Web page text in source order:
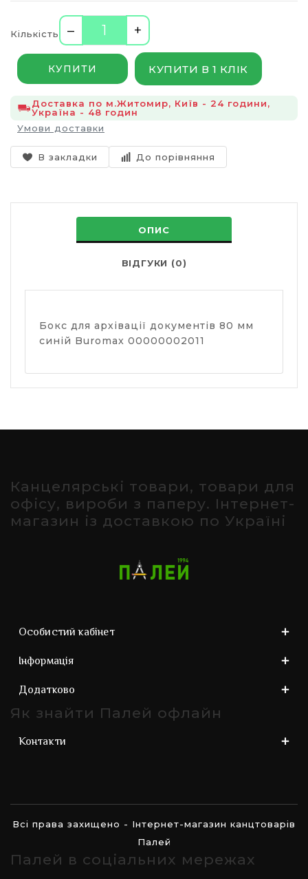
Кількість – +
КУПИТИ КУПИТИ В 1 КЛІК
Доставка по м.Житомир, Київ - 24 години,
Україна - 48 годин
Умови доставки
В закладки До порівняння
ОПИС
ВІДГУКИ (0)
Бокс для архівації документів 80 мм
синій Buromax 00000002011
Канцелярські товари, товари для
офісу, вироби з паперу. Інтернет-
магазин із доставкою по Україні
Особистий кабінет
Інформація
Додатково
Як знайти Палей офлайн
Контакти
Всі права захищено - Інтернет-магазин канцтоварів
Палей
Палей в соціальних мережах